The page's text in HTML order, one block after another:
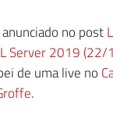
no post
Server 2019
de uma live no
.